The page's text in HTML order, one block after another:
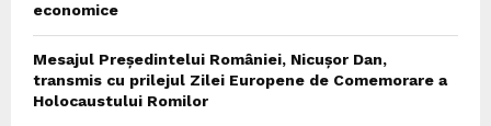
economice
Mesajul Președintelui României, Nicușor Dan,
transmis cu prilejul Zilei Europene de Comemorare a
Holocaustului Romilor